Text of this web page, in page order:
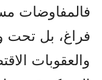
فالمفاوضات
فراغ، بل تحت
والعقوبات